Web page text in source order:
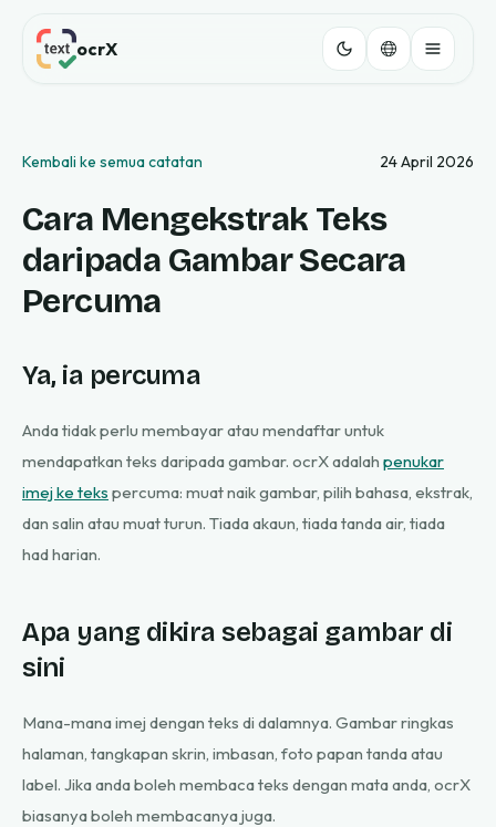
ocrX
Kembali ke semua catatan 24 April 2026
Cara Mengekstrak Teks
daripada Gambar Secara
Percuma
Ya, ia percuma
Anda tidak perlu membayar atau mendaftar untuk
mendapatkan teks daripada gambar. ocrX adalah penukar
imej ke teks percuma: muat naik gambar, pilih bahasa, ekstrak,
dan salin atau muat turun. Tiada akaun, tiada tanda air, tiada
had harian.
Apa yang dikira sebagai gambar di
sini
Mana-mana imej dengan teks di dalamnya. Gambar ringkas
halaman, tangkapan skrin, imbasan, foto papan tanda atau
label. Jika anda boleh membaca teks dengan mata anda, ocrX
biasanya boleh membacanya juga.